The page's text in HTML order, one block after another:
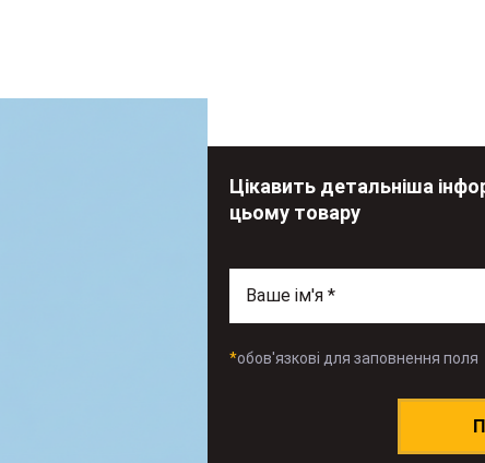
Цікавить детальніша
цьому товару
*обов'язкові для заповнення поля